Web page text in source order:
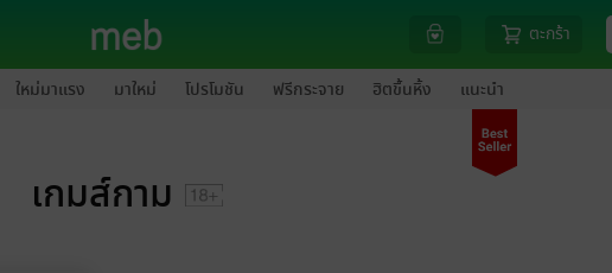
ตะกร้า
ใหม่มาแรง มาใหม่ โปรโมชัน ฟรีกระจาย ฮิตขึ้นหิ้ง แนะนำ
เกมส์กาม